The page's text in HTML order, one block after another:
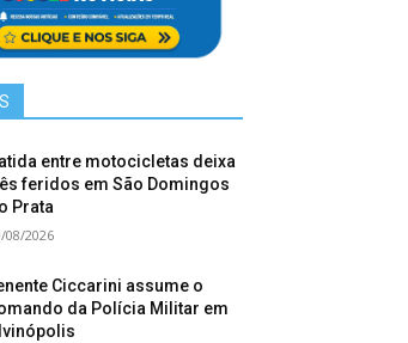
entre motocicletas deixa
feridos em São Domingos
Prata
08/2026
Ciccarini assume o
da Polícia Militar em